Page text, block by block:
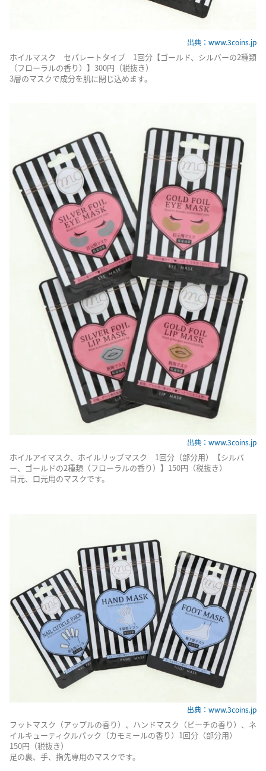
出典：www.3coins.jp
ホイルマスク セパレートタイプ 1回分【ゴールド、シルバーの2種類
（フローラルの香り）】300円（税抜き）
3層のマスクで成分を肌に閉じ込めます。
出典：www.3coins.jp
ホイルアイマスク、ホイルリップマスク 1回分（部分用）【シルバ
ー、ゴールドの2種類（フローラルの香り）】150円（税抜き）
目元、口元用のマスクです。
出典：www.3coins.jp
フットマスク（アップルの香り）、ハンドマスク（ピーチの香り）、ネ
イルキューティクルパック（カモミールの香り）1回分（部分用）
150円（税抜き）
足の裏、手、指先専用のマスクです。